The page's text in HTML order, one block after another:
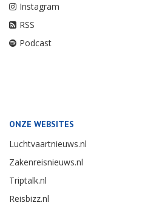
Instagram
RSS
Podcast
ONZE WEBSITES
Luchtvaartnieuws.nl
Zakenreisnieuws.nl
Triptalk.nl
Reisbizz.nl